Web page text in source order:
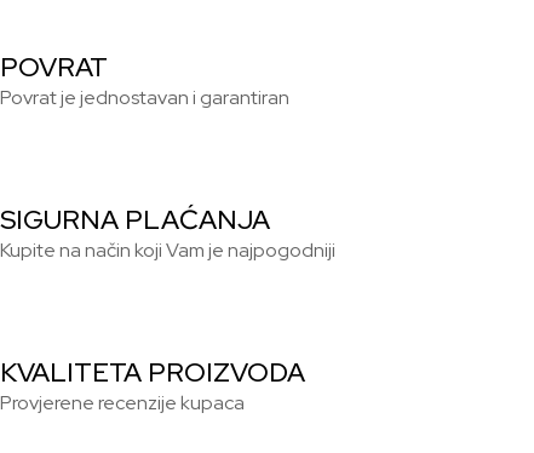
POVRAT
Povrat je jednostavan i garantiran
SIGURNA PLAĆANJA
Kupite na način koji Vam je najpogodniji
KVALITETA PROIZVODA
Provjerene recenzije kupaca